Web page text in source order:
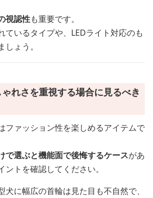
視認性も重要です。
ているタイプや、LEDライト対応のも
ょう。
れさを重視する場合に見るべき
ファッション性を楽しめるアイテムで
で選ぶと機能面で後悔するケースがあ
ントを確認してください。
犬に幅広の首輪は見た目も不自然で、